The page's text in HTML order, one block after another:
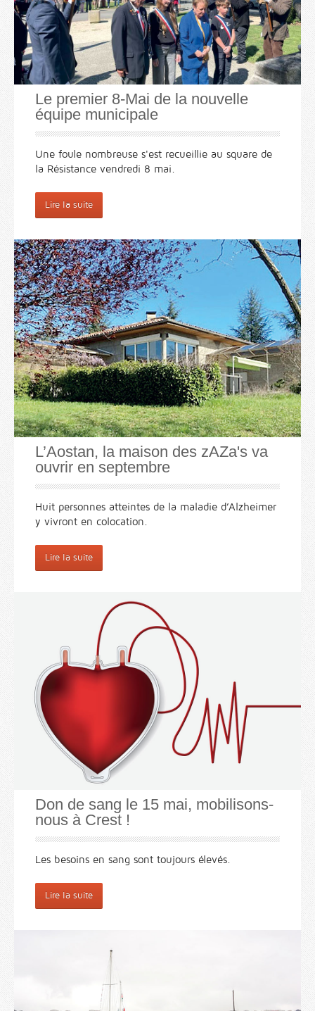
Le premier 8-Mai de la nouvelle
équipe municipale
Une foule nombreuse s'est recueillie au square de
la Résistance vendredi 8 mai.
Lire la suite
L’Aostan, la maison des zAZa's va
ouvrir en septembre
Huit personnes atteintes de la maladie d’Alzheimer
y vivront en colocation.
Lire la suite
Don de sang le 15 mai, mobilisons-
nous à Crest !
Les besoins en sang sont toujours élevés.
Lire la suite